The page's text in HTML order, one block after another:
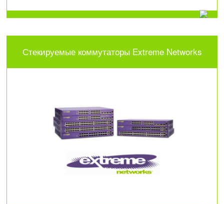
Стекируемые коммутаторы Extreme Networks